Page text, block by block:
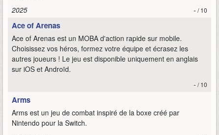
2025
- / 10
Ace of Arenas
Ace of Arenas est un MOBA d'action rapide sur mobile.
Choisissez vos héros, formez votre équipe et écrasez les
autres joueurs ! Le jeu est disponible uniquement en anglais
sur iOS et Androïd.
- / 10
Arms
Arms est un jeu de combat inspiré de la boxe créé par
Nintendo pour la Switch.